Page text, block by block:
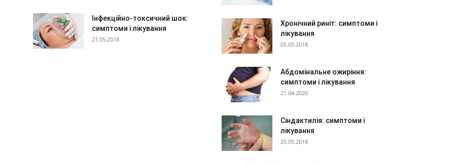
Інфекційно-токсичний шок:
симптоми і лікування
21.05.2018
Хронічний риніт: симптоми і
лікування
05.05.2018
Абдомінальне ожиріння:
симптоми і лікування
21.04.2020
Сіндактилія: симптоми і
лікування
25.05.2018